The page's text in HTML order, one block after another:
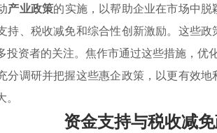
产业政策的实施，以帮助企业在市场中
持、税收减免和综合性创新激励。这些
投资者的关注。焦作市通过这些措施，
分调研并把握这些惠企政策，以更有效
资金支持与税收减